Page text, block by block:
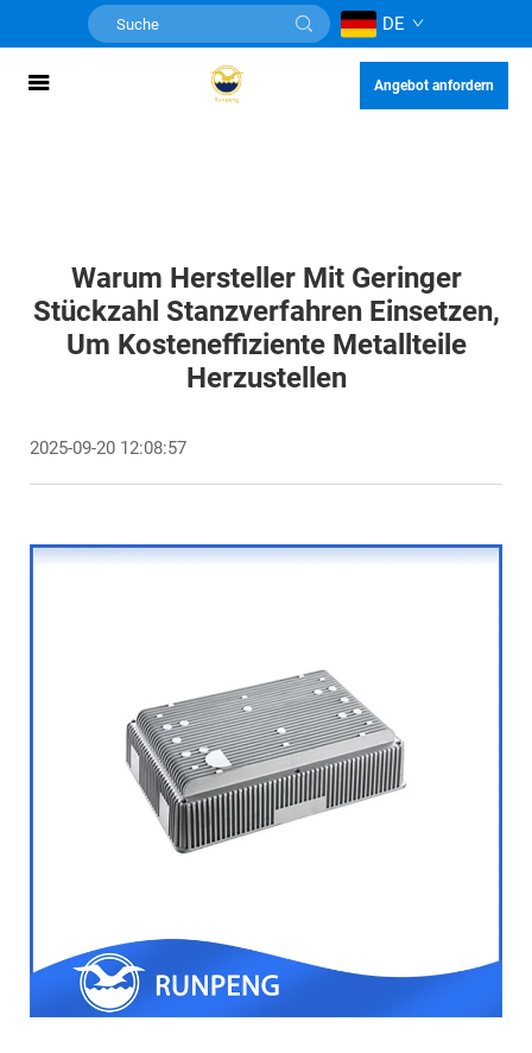
DE
Angebot anfordern
Warum Hersteller Mit Geringer
Stückzahl Stanzverfahren Einsetzen,
Um Kosteneffiziente Metallteile
Herzustellen
2025-09-20 12:08:57